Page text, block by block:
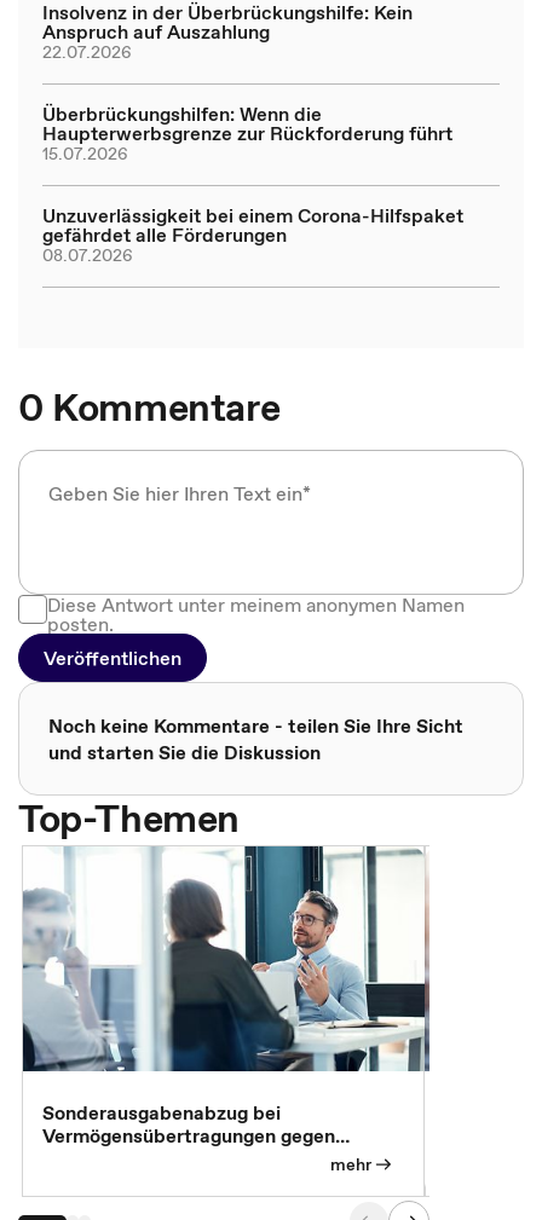
Insolvenz in der Überbrückungshilfe: Kein
Anspruch auf Auszahlung
22.07.2026
Überbrückungshilfen: Wenn die
Haupterwerbsgrenze zur Rückforderung führt
15.07.2026
Unzuverlässigkeit bei einem Corona-Hilfspaket
gefährdet alle Förderungen
08.07.2026
0 Kommentare
Diese Antwort unter meinem anonymen Namen
posten.
Veröffentlichen
Noch keine Kommentare - teilen Sie Ihre Sicht
und starten Sie die Diskussion
Top-Themen
Sonderausgabenabzug bei
Vermögensübertragungen gegen
mehr